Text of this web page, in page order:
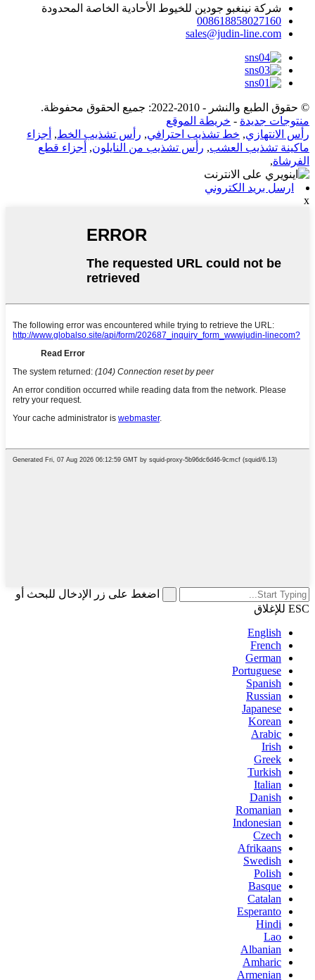
شركة نينغبو جودين للخيوط الأحادية الخاصة المحدودة
008618858027160
sales@judin-line.com
© حقوق الطبع والنشر - 2010-2022: جميع الحقوق محفوظة.
منتوجات جديدة - خريطة الموقع
رأس الانتهازي, خط تشذيب احترافي, رأس تشذيب الخط, أجزاء
ماكينة تشذيب العشب, رأس تشذيب من النايلون, أجزاء قطع
الفرشاة,
ارسل بريد الكتروني
x
اضغط على زر الإدخال للبحث أو
ESC للإغلاق
English
French
German
Portuguese
Spanish
Russian
Japanese
Korean
Arabic
Irish
Greek
Turkish
Italian
Danish
Romanian
Indonesian
Czech
Afrikaans
Swedish
Polish
Basque
Catalan
Esperanto
Hindi
Lao
Albanian
Amharic
Armenian